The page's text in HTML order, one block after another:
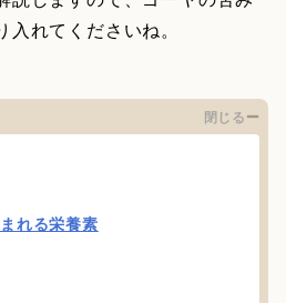
れてくださいね。
閉じる
れる栄養素